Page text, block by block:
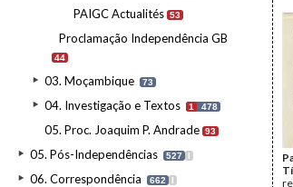
PAIGC Actualités 53
Proclamação Independência GB
44
03. Moçambique 73
04. Investigação e Textos 1 478
05. Proc. Joaquim P. Andrade 93
05. Pós-Independências 527 I
06. Correspondência 662 I
à